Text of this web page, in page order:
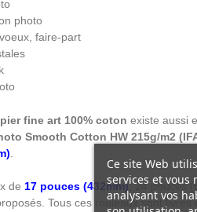
photo
faire-part
fine art 100% coton existe aussi
Smooth Cotton HW 215g/m2
.
de 17 pouces (432mm), 24 pouces
Tous ces rouleaux sont
Ce site Web
services et vous
analysant vos